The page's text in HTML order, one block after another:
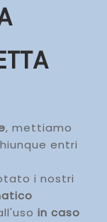
, mettiamo
entri
i nostri
in caso